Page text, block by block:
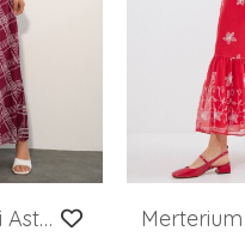
Kadın Desenli Astarlı Etek 8075 - D. Bordo